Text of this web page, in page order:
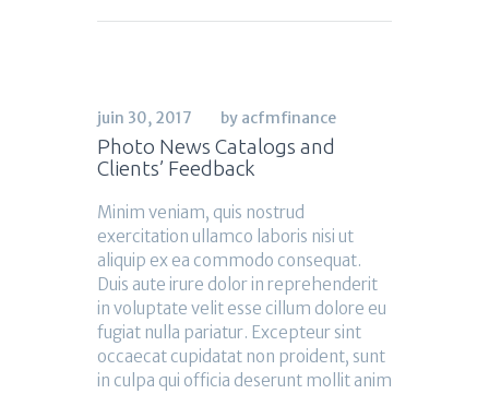
juin 30, 2017 by acfmfinance
Photo News Catalogs and
Clients’ Feedback
Minim veniam, quis nostrud
exercitation ullamco laboris nisi ut
aliquip ex ea commodo consequat.
Duis aute irure dolor in reprehenderit
in voluptate velit esse cillum dolore eu
fugiat nulla pariatur. Excepteur sint
occaecat cupidatat non proident, sunt
in culpa qui officia deserunt mollit anim